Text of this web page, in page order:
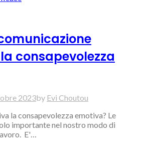
consapevolezza
2023by Evi Choutou
la consapevolezza emotiva? Le
importante nel nostro modo di
E'…